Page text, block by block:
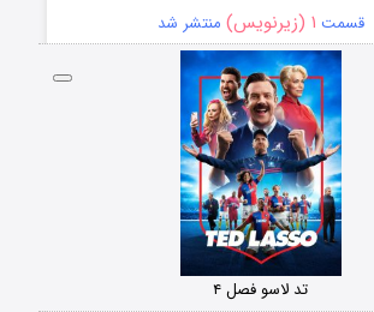
قسمت ۱ (زیرنویس) منتشر شد
تد لاسو فصل ۴